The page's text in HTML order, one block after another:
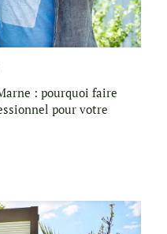
: pourquoi faire
pour votre